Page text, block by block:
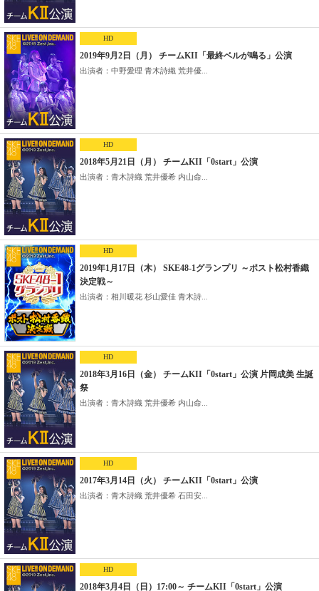
HD
2019年9月2日（月） チームKII「最終ベルが鳴る」公演
出演者：中野愛理 青木詩織 荒井優...
HD
2018年5月21日（月） チームKII「0start」公演
出演者：青木詩織 荒井優希 内山命...
HD
2019年1月17日（木） SKE48-1グランプリ ～ポスト松村香織
決定戦～
出演者：相川暖花 杉山愛佳 青木詩...
HD
2018年3月16日（金） チームKII「0start」公演 片岡成美 生誕
祭
出演者：青木詩織 荒井優希 内山命...
HD
2017年3月14日（火） チームKII「0start」公演
出演者：青木詩織 荒井優希 石田安...
HD
2018年3月4日（日）17:00～ チームKII「0start」公演